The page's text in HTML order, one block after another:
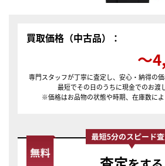
買取価格（中古品）：
〜
専門スタッフが丁寧に査定し、安心・納得の価
最短でその日のうちに現金でのお渡
※価格はお品物の状態や時期、在庫数によ